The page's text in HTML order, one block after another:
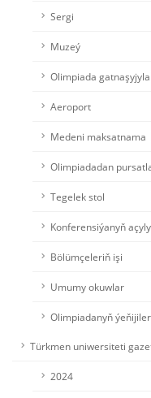
Sergi
Muzeý
Olimpiada
Aeroport
Medeni maksatnama
Olimpiadadan
Tegelek stol
Konferensiýanyň
Bölümçeleriň işi
Umumy okuwlar
Olimpiadanyň
Türkmen uniwersiteti
2024